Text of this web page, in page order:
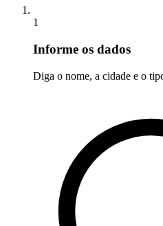
1
Informe os dados
Diga o nome, a cidade e o